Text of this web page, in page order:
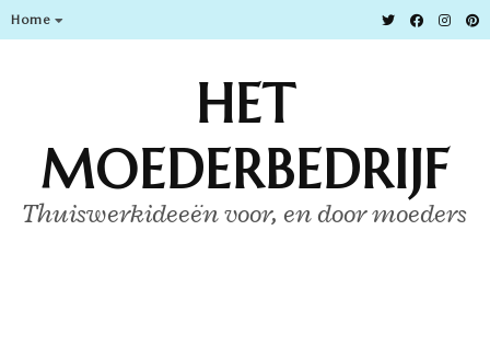
Home
HET
MOEDERBEDRIJF
Thuiswerkideeën voor, en door moeders